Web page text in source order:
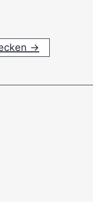
→